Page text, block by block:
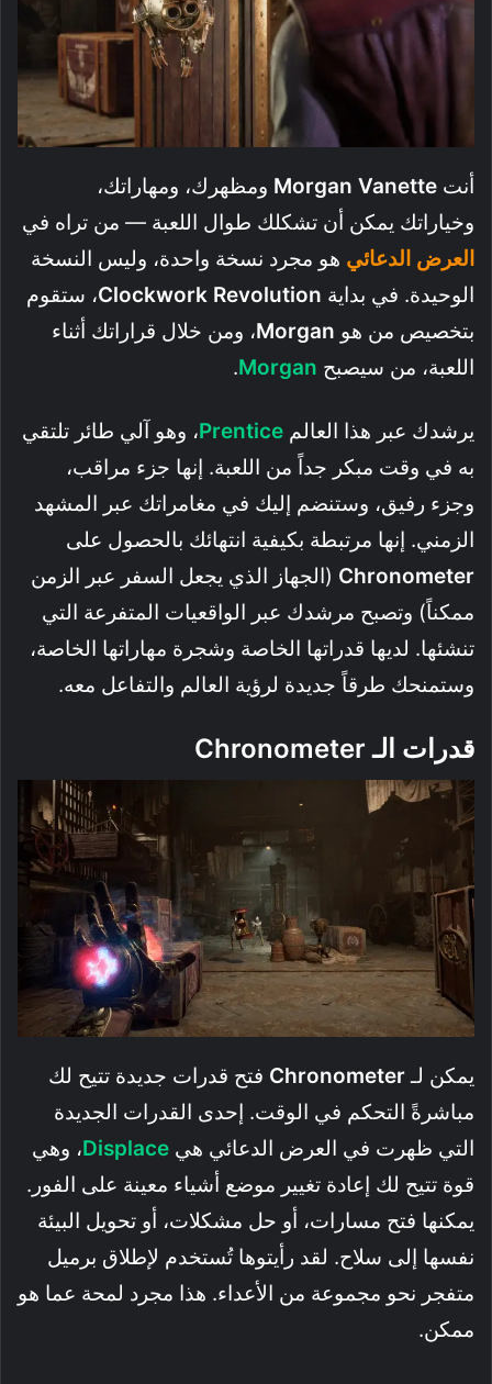
أنت Morgan Vanette ومظهرك، ومهاراتك،
وخياراتك يمكن أن تشكلك طوال اللعبة — من تراه في
العرض الدعائي هو مجرد نسخة واحدة، وليس النسخة
الوحيدة. في بداية Clockwork Revolution، ستقوم
بتخصيص من هو Morgan، ومن خلال قراراتك أثناء
اللعبة، من سيصبح Morgan
.
يرشدك عبر هذا العالم Prentice، وهو آلي طائر تلتقي
به في وقت مبكر جداً من اللعبة. إنها جزء مراقب،
وجزء رفيق، وستنضم إليك في مغامراتك عبر المشهد
الزمني. إنها مرتبطة بكيفية انتهائك بالحصول على
Chronometer (الجهاز الذي يجعل السفر عبر الزمن
ممكناً) وتصبح مرشدك عبر الواقعيات المتفرعة التي
تنشئها. لديها قدراتها الخاصة وشجرة مهاراتها الخاصة،
وستمنحك طرقاً جديدة لرؤية العالم والتفاعل معه.
قدرات الـ Chronometer
يمكن لـChronometer فتح قدرات جديدة تتيح لك
مباشرةً التحكم في الوقت. إحدى القدرات الجديدة
التي ظهرت في العرض الدعائي هي Displace، وهي
قوة تتيح لك إعادة تغيير موضع أشياء معينة على الفور.
يمكنها فتح مسارات، أو حل مشكلات، أو تحويل البيئة
نفسها إلى سلاح. لقد رأيتوها تُستخدم لإطلاق برميل
متفجر نحو مجموعة من الأعداء. هذا مجرد لمحة عما هو
ممكن.